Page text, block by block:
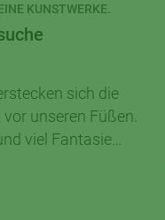
KUNSTWERKE.
sich die
unseren Füßen.
viel Fantasie
Kunstwerke für